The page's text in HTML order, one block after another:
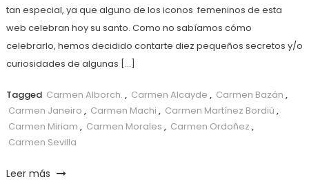
tan especial, ya que alguno de los iconos femeninos de esta
web celebran hoy su santo. Como no sabíamos cómo
celebrarlo, hemos decidido contarte diez pequeños secretos y/o
curiosidades de algunas […]
Tagged Carmen Alborch. , Carmen Alcayde , Carmen Bazán ,
Carmen Janeiro , Carmen Machi , Carmen Martínez Bordiú ,
Carmen Miriam , Carmen Morales , Carmen Ordoñez ,
Carmen Sevilla
Leer más